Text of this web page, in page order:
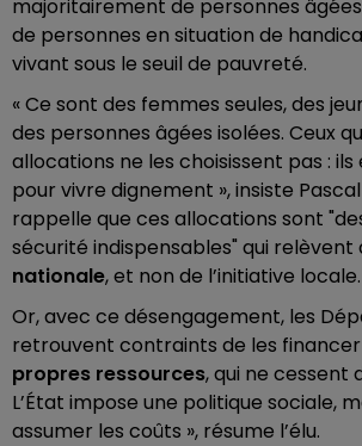
majoritairement de personnes
de personnes en situation de
vivant sous le seuil de pauvreté.
« Ce sont des femmes seules, des
des personnes âgées isolées. Ceux
allocations ne les choisissent pas :
pour vivre dignement », insiste
rappelle que ces allocations sont
sécurité indispensables" qui relèvent
nationale, et non de l’initiative locale.
Or, avec ce désengagement, les
retrouvent contraints de les financer
propres ressources, qui ne cessent
L’État impose une politique sociale,
assumer les coûts », résume l’élu.